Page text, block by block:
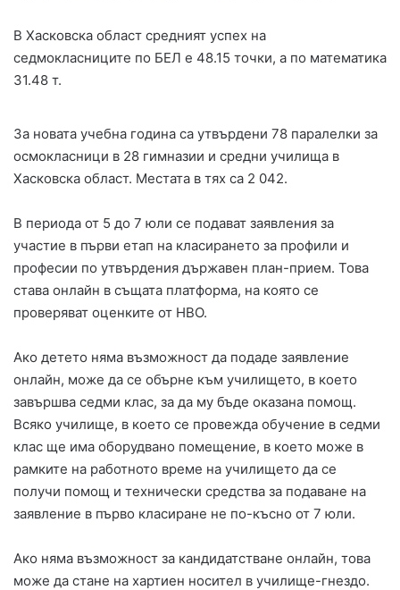
В Хасковска област средният успех на
седмокласниците по БЕЛ е 48.15 точки, а по математика
31.48 т.
За новата учебна година са утвърдени 78 паралелки за
осмокласници в 28 гимназии и средни училища в
Хасковска област. Местата в тях са 2 042.
В периода от 5 до 7 юли се подават заявления за
участие в първи етап на класирането за профили и
професии по утвърдения държавен план-прием. Това
става онлайн в същата платформа, на която се
проверяват оценките от НВО.
Ако детето няма възможност да подаде заявление
онлайн, може да се обърне към училището, в което
завършва седми клас, за да му бъде оказана помощ.
Всяко училище, в което се провежда обучение в седми
клас ще има оборудвано помещение, в което може в
рамките на работното време на училището да се
получи помощ и технически средства за подаване на
заявление в първо класиране не по-късно от 7 юли.
Ако няма възможност за кандидатстване онлайн, това
може да стане на хартиен носител в училище-гнездо.